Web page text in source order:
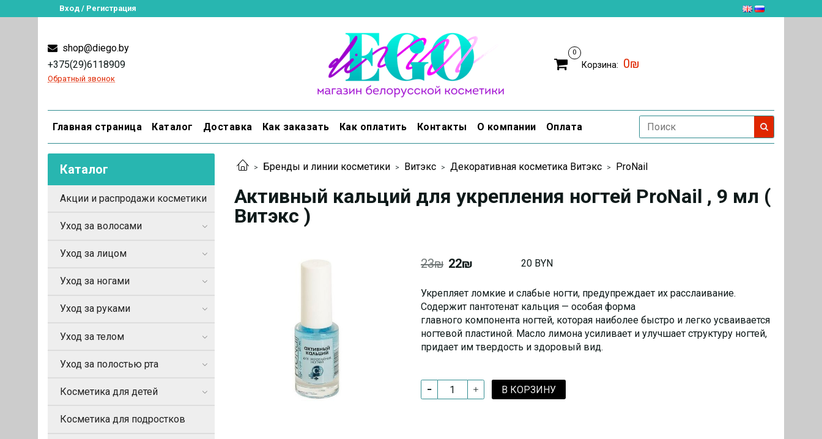
Вход / Регистрация
shop@diego.by
+375(29)6118909
Обратный звонок
0
Корзина: 0₪
Главная страница Каталог Доставка Как заказать Как оплатить Контакты О компании Оплата
Бренды и линии косметики Витэкс Декоративная косметика Витэкс ProNail
Активный кальций для укрепления ногтей ProNail , 9 мл (
Витэкс )
23₪ 22₪ 20 BYN
Укрепляет ломкие и слабые ногти, предупреждает их расслаивание.
Содержит пантотенат кальция — особая форма
главного компонента ногтей, которая наиболее быстро и легко усваивается
ногтевой пластиной. Масло лимона усиливает и улучшает структуру ногтей,
придает им твердость и здоровый вид.
В КОРЗИНУ
Каталог
Акции и распродажи косметики
Уход за волосами
Уход за лицом
Уход за ногами
Уход за руками
Уход за телом
Уход за полостью рта
Косметика для детей
Косметика для подростков